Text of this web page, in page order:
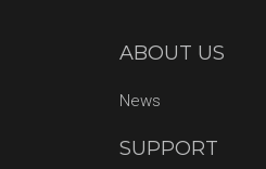
ABOUT US
News
SUPPORT